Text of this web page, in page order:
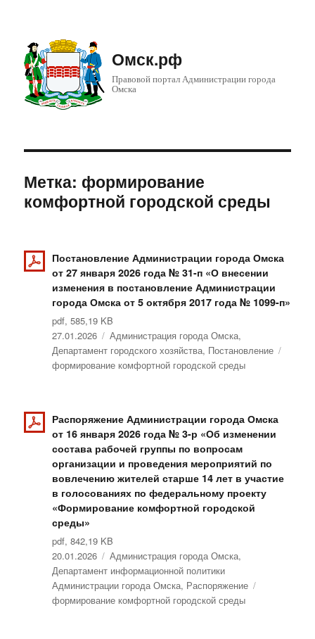
Омск.рф
Правовой портал Администрации города
Омска
Метка: формирование
комфортной городской среды
Постановление Администрации города Омска
от 27 января 2026 года № 31-п «О внесении
изменения в постановление Администрации
города Омска от 5 октября 2017 года № 1099-п»
pdf, 585,19 KB
Опубликовано
27.01.2026 Рубрики
Администрация города Омска,
Департамент городского хозяйства, Постановление
формирование комфортной городской среды
Распоряжение Администрации города Омска
от 16 января 2026 года № 3-р «Об изменении
состава рабочей группы по вопросам
организации и проведения мероприятий по
вовлечению жителей старше 14 лет в участие
в голосованиях по федеральному проекту
«Формирование комфортной городской
среды»
pdf, 842,19 KB
Опубликовано
20.01.2026 Рубрики
Администрация города Омска,
Департамент информационной политики
Администрации города Омска, Распоряжение
формирование комфортной городской среды